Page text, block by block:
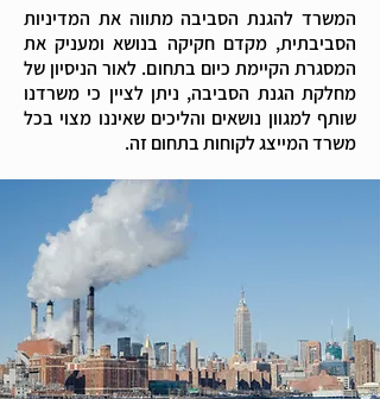
המשרד להגנת הסביבה מתווה את המדיניות
הסביבתית, מקדם חקיקה בנושא ומעניק את
המסגרת הקיימת כיום בתחום. לאור הניסיון של
מחלקת הגנת הסביבה, ניתן לציין כי משרדנו
שותף למגוון נושאים והליכים שאיננו מצוי בכל
משרד המייצג לקוחות בתחום זה.